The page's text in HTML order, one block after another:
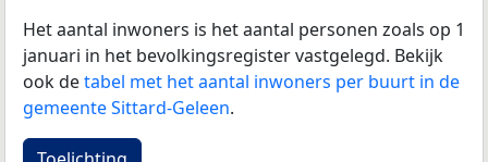
Het aantal inwoners is het aantal personen zoals op 1
januari in het bevolkingsregister vastgelegd. Bekijk
ook detabel met het aantal inwoners per buurt in de
gemeente Sittard-Geleen.